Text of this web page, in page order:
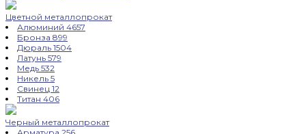
Цветной металлопрокат
Алюминий 4657
Бронза 899
Дюраль 1504
Латунь 579
Медь 532
Никель 5
Свинец 12
Титан 406
Черный металлопрокат